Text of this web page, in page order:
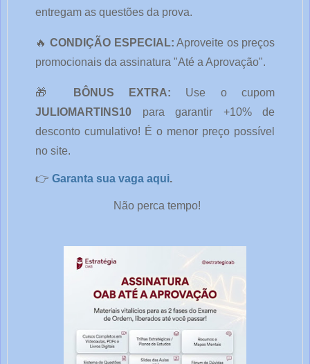
entregam as questões da prova.
🔥 CONDIÇÃO ESPECIAL: Aproveite os preços
promocionais da assinatura "Até a Aprovação".
🎁 BÔNUS EXTRA:
JULIOMARTINS10 para garantir +10% de
desconto cumulativo! É o menor preço possível
no site.
👉 Garanta sua vaga aqui.
Não perca tempo!